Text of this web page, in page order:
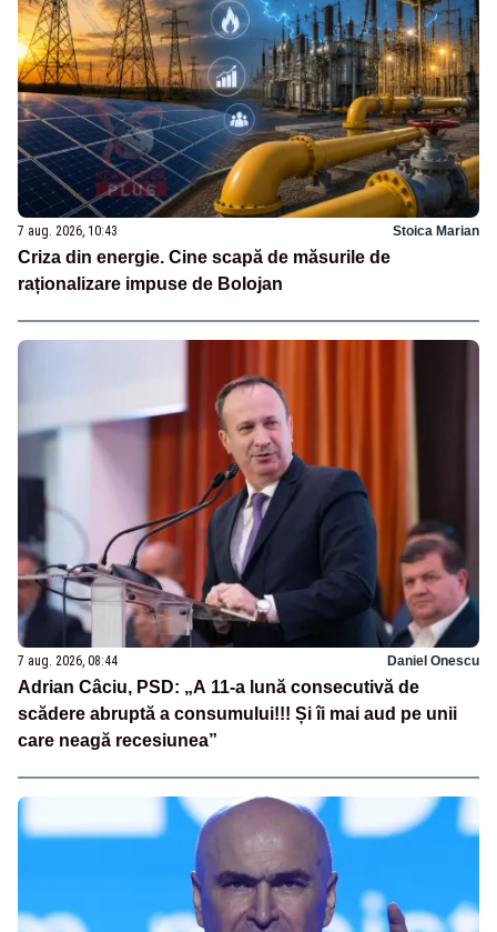
7 aug. 2026, 10:43 Stoica Marian
Criza din energie. Cine scapă de măsurile de
raționalizare impuse de Bolojan
7 aug. 2026, 08:44 Daniel Onescu
Adrian Câciu, PSD: „A 11-a lună consecutivă de
scădere abruptă a consumului!!! Și îi mai aud pe unii
care neagă recesiunea”